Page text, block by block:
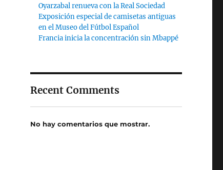
Oyarzabal renueva con la Real Sociedad
Exposición especial de camisetas antiguas
en el Museo del Fútbol Español
Francia inicia la concentración sin Mbappé
Recent Comments
No hay comentarios que mostrar.